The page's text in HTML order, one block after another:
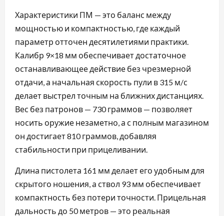
Характеристики ПМ — это баланс между
мощностью и компактностью, где каждый
параметр отточен десятилетиями практики.
Калибр 9×18 мм обеспечивает достаточное
останавливающее действие без чрезмерной
отдачи, а начальная скорость пули в 315 м/с
делает выстрел точным на ближних дистанциях.
Вес без патронов — 730 граммов — позволяет
носить оружие незаметно, а с полным магазином
он достигает 810 граммов, добавляя
стабильности при прицеливании.
Длина пистолета 161 мм делает его удобным для
скрытого ношения, а ствол 93 мм обеспечивает
компактность без потери точности. Прицельная
дальность до 50 метров — это реальная